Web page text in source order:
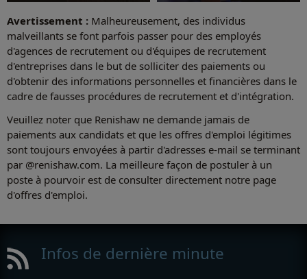
Nous connaître Notre objectif
Avertissement : Malheureusement, des individus
malveillants se font parfois passer pour des employés
d'agences de recrutement ou d'équipes de recrutement
d'entreprises dans le but de solliciter des paiements ou
d'obtenir des informations personnelles et financières dans le
cadre de fausses procédures de recrutement et d'intégration.
Veuillez noter que Renishaw ne demande jamais de
paiements aux candidats et que les offres d'emploi légitimes
sont toujours envoyées à partir d'adresses e-mail se terminant
par @renishaw.com. La meilleure façon de postuler à un
poste à pourvoir est de consulter directement notre page
d'offres d'emploi.
Infos de dernière minute